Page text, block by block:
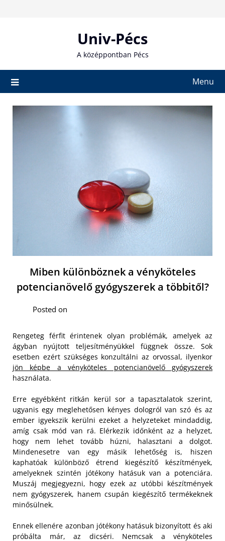
Univ-Pécs
A középpontban Pécs
Menu
Miben különböznek a vényköteles
potencianövelő gyógyszerek a többitől?
Posted on
Rengeteg férfit érintenek olyan problémák, amelyek az
ágyban nyújtott teljesítményükkel függnek össze. Sok
esetben ezért szükséges konzultálni az orvossal, ilyenkor
jön képbe a vényköteles potencianövelő gyógyszerek
használata.
Erre egyébként ritkán kerül sor a tapasztalatok szerint,
ugyanis egy meglehetősen kényes dologról van szó és az
ember igyekszik kerülni ezeket a helyzeteket mindaddig,
amíg csak mód van rá. Elérkezik időnként az a helyzet,
hogy nem lehet tovább húzni, halasztani a dolgot.
Mindenesetre van egy másik lehetőség is, hiszen
kaphatóak különböző étrend kiegészítő készítmények,
amelyeknek szintén jótékony hatásuk van a potenciára.
Muszáj megjegyezni, hogy ezek az utóbbi készítmények
nem gyógyszerek, hanem csupán kiegészítő termékeknek
minősülnek.
Ennek ellenére azonban jótékony hatásuk bizonyított és aki
próbálta már, az dicséri. Nemcsak a vényköteles